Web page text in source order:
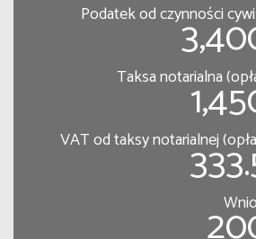
Podatek od czynności
Taksa notarialna
VAT od taksy notarialnej